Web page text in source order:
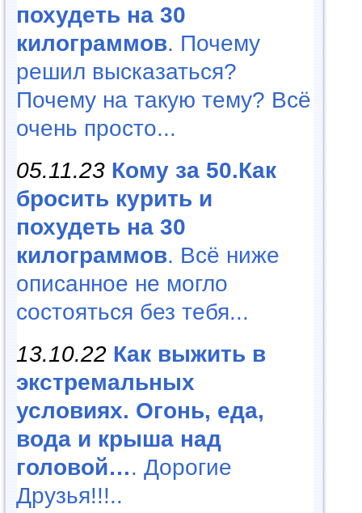
похудеть на 30
килограммов. Почему
решил высказаться?
Почему на такую тему? Всё
очень просто...
05.11.23 Кому за 50.Как
бросить курить и
похудеть на 30
килограммов. Всё ниже
описанное не могло
состояться без тебя...
13.10.22 Как выжить в
экстремальных
условиях. Огонь, еда,
вода и крыша над
головой…. Дорогие
Друзья!!!..